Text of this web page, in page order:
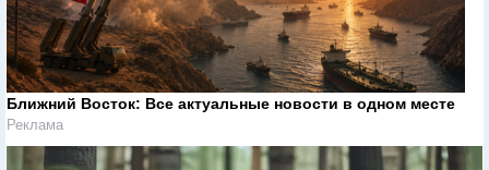
Ближний Восток: Все актуальные новости в одном месте
Реклама